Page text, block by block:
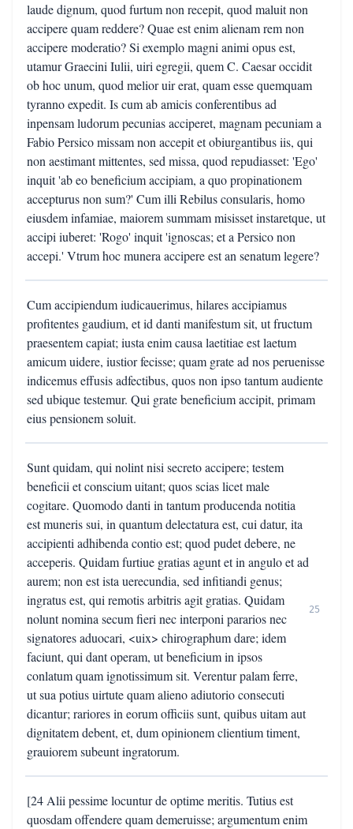
laude dignum, quod furtum non recepit, quod maluit non
accipere quam reddere? Quae est enim alienam rem non
accipere moderatio? Si exemplo magni animi opus est,
utamur Graecini Iulii, uiri egregii, quem C. Caesar occidit
ob hoc unum, quod melior uir erat, quam esse quemquam
tyranno expedit. Is cum ab amicis conferentibus ad
inpensam ludorum pecunias acciperet, magnam pecuniam a
Fabio Persico missam non accepit et obiurgantibus iis, qui
non aestimant mittentes, sed missa, quod repudiasset: 'Ego'
inquit 'ab eo beneficium accipiam, a quo propinationem
accepturus non sum?' Cum illi Rebilus consularis, homo
eiusdem infamiae, maiorem summam misisset instaretque, ut
accipi iuberet: 'Rogo' inquit 'ignoscas; et a Persico non
accepi.' Vtrum hoc munera accipere est an senatum legere?
Cum accipiendum iudicauerimus, hilares accipiamus
profitentes gaudium, et id danti manifestum sit, ut fructum
praesentem capiat; iusta enim causa laetitiae est laetum
amicum uidere, iustior fecisse; quam grate ad nos peruenisse
indicemus effusis adfectibus, quos non ipso tantum audiente
sed ubique testemur. Qui grate beneficium accipit, primam
eius pensionem soluit.
Sunt quidam, qui nolint nisi secreto accipere; testem
beneficii et conscium uitant; quos scias licet male
cogitare. Quomodo danti in tantum producenda notitia
est muneris sui, in quantum delectatura est, cui datur, ita
accipienti adhibenda contio est; quod pudet debere, ne
acceperis. Quidam furtiue gratias agunt et in angulo et ad
aurem; non est ista uerecundia, sed infitiandi genus;
ingratus est, qui remotis arbitris agit gratias. Quidam
nolunt nomina secum fieri nec interponi pararios nec
signatores aduocari, <uix> chirographum dare; idem
faciunt, qui dant operam, ut beneficium in ipsos
conlatum quam ignotissimum sit. Verentur palam ferre,
ut sua potius uirtute quam alieno adiutorio consecuti
dicantur; rariores in eorum officiis sunt, quibus uitam aut
dignitatem debent, et, dum opinionem clientium timent,
grauiorem subeunt ingratorum.
25
[24 Alii pessime locuntur de optime meritis. Tutius est
quosdam offendere quam demeruisse; argumentum enim